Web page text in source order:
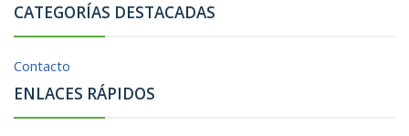
CATEGORÍAS DESTACADAS
Contacto
ENLACES RÁPIDOS